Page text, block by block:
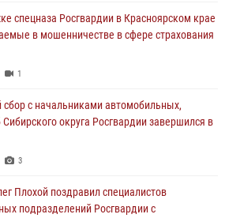
спецназа Росгвардии в Красноярском крае
в мошенничестве в сфере страхования
1
с начальниками автомобильных,
округа Росгвардии завершился в
3
Плохой поздравил специалистов
подразделений Росгвардии с